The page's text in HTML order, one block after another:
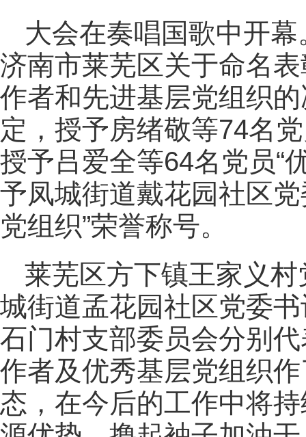
大会在奏唱国歌中开
济南市莱芜区关于命名
作者和先进基层党组织
定，授予房绪敬等74名
授予吕爱全等64名党员“
予凤城街道戴花园社区
党组织”荣誉称号。
莱芜区方下镇王家义
城街道孟花园社区党委
石门村支部委员会分别
作者及优秀基层党组织
态，在今后的工作中将